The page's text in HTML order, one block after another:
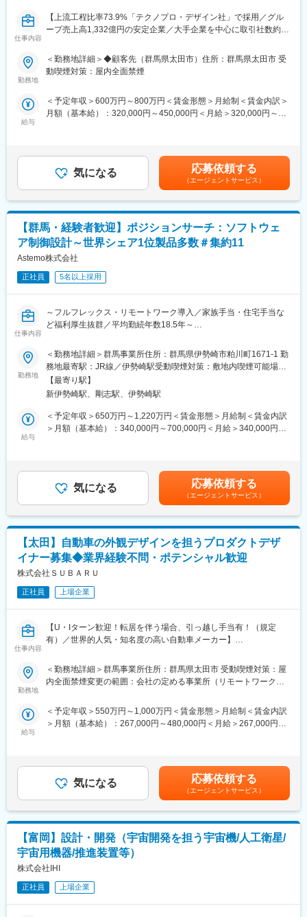
・検討結果のまとめ
◎関連部署との打ち合わせ・調整
・意見や要望の取りまとめ
・開発の上流工程から関われるため、設計力が身につく
・経験を積むことで、専門性の高いシステム設計エンジニアへ成
※食堂（交通系ICで使用）／ロッカー／休憩室／その他（ジムやマ
ッサージチェア、酸素カプセルなど業務内で30分使用可能）
■当社について：
当社は創業20周年の節目に、更なる成長のため7月1日よりリブラ
ンディングを行い、会社名を「BREXA Technology」へ変更いた
しました。
「BREXA」とは、境界を壊し（Break）人々の能力（Ability）を
拡張（Expand）していく、そして能力の拡張を“より多く”行うこ
っております。
変更の範囲：会社の定める業務
仕事内容
【上流工程比率73.9%「テクノプロ・デザイン社」で採用／グル
ープ売上高1,332億円の安定企業／大手企業を中心に取引社数約
／社員の持ち家比率6割以上】
書の作成、構想書類の作成
・車両へ搭載するための内装電装部品(コックピット内のスイッチ
・供給課題に対して、計画の立案、要因の解析、対策の立案
・社内関連部署・サプライヤーとの調整業務、図面
・仕様書の作成、報告書作成
■豊富な研修制度
・年間10億円の教育研修費用を投下しています。
・自社研修以外にもUdemyやAidemyなどの外部e-Learningのコン
テンツも会社負担で利用可能
・技術研修事業を手がけるグループ会社が運営する、全国53校の
外部スクールも活用OK！
・昨年度、研修を受講したエンジニアは延べ150,000名！
・アウトソーシング業界2000社の中で売上・シェア共にNo.1
・国内最大の人材規模：20,000人以上
・豊富なお取引先 ：2,000社以上
■テクノプロ デザイン社について
・テクノプロは社内カンパニー制を取っており、中で4社に分かれ
ております。
800社以上ございます。
・7,000名を超えるエンジニアが活躍する売上高・顧客数最大級の
エンジニアリングソリューションを展開する企業となります。
■業務形態
・プロジェクト参画型の「技術サービスビジネス（請負・派
遣）」
・自社開発センターでの「受託」
・最先端技術を持つ企業との協業で生まれる、技術コンサルティ
ングなどの「ソリューションビジネス」
勤務地
＜勤務地詳細＞◆顧客先（群馬県太田市）住所：群馬県太田市 受
動喫煙対策：屋内全面禁煙
給与
＜予定年収＞600万円～800万円＜賃金形態＞月給制＜賃金内訳＞
月額（基本給）：320,000円～450,000円＜月給＞320,000円～
あり賃金はあくまでも目安の金額であり、選考を通じて上下する
可能性があります。月給(月額)は固定手当を含めた表記です。
気になる 応募依頼する
（エージェントサービス）
【群馬・経験者歓迎】ポジションサーチ：ソフトウェ
ア制御設計～世界シェア1位製品多数＃集約11
Astemo株式会社
正社員 5名以上採用
仕事内容
～フルフレックス・リモートワーク導入／家族手当・住宅手当な
ど福利厚生抜群／平均勤続年数18.5年～
■職務概要
当部署では、今後、自動車の中核となる電動車(EV・HEVなど)向
けの先進的な電動パワートレイン製品を、世界中の自動車メーカ
に提供しており、世界の環境負荷低減に貢献しています。
一人ひとりが重要な業務を任せてもらえるため、やりがいやエン
ジニアとしての成長を感じられると考えます。チーム全体で成果
を出すためにコミュニケーションを重要視しておりカテゴリ毎の
■具体的なポジション
下記のような求人票で選考を行います。
●電動車両（HEV/EV)用インバータのインバータ制御・モータ制
御・診断/機能安全設計
・インバータ制御設計（通信・シーケンス 他）
・診断・OBD・機能安全設計とセキュリティー
・顧客仕様書から要件定義と制御仕様書作成（A-SPICE準拠）
・試験仕様書・適合仕様書作成（検証部隊とのコラボレーショ
ン）
・MILS/HILSによる解析＆MATLABモデル作成
●電動車両（HEV/EV)用インバータのインバータ制御・モータ制
・モータ/インバータ制御に対する顧客仕様書からの動作検証
・診断・OBD・機能安全・セキュリティーに対する動作検証
●電動車両(HEV/EV)用システムの解析技術構築/アーキテクチャ設
・MATLAB/Simulinkモデル作成
・1D ⇔ 3D解析連携技術
自分たちで開発した製品を世界中の自動車に載せられることが仕
事の魅力です。グローバルサプライヤーのため、国内だけでなく
海外のお客様を担当することもでき、世界中の完成車メーカーと
二人三脚で自動車の未来をつくるお仕事です。
変更の範囲：会社の定める業務
勤務地
＜勤務地詳細＞群馬事業所住所：群馬県伊勢崎市粕川町1671-1 勤
務地最寄駅：JR線／伊勢崎駅受動喫煙対策：敷地内喫煙可能場所
あり変更の範囲：会社の定める事業所（リモートワーク含む）
【最寄り駅】
新伊勢崎駅、剛志駅、伊勢崎駅
給与
＜予定年収＞650万円～1,220万円＜賃金形態＞月給制＜賃金内訳
＞月額（基本給）：340,000円～700,000円＜月給＞340,000円～
万円～850万円課長クラス：930万円～1220万円賃金はあくまで
も目安の金額であり、選考を通じて上下する可能性があります。
月給(月額)は固定手当を含めた表記です。
気になる 応募依頼する
（エージェントサービス）
【太田】自動車の外観デザインを担うプロダクトデザ
イナー募集◆業界経験不問・ポテンシャル歓迎
株式会社ＳＵＢＡＲＵ
正社員 上場企業
仕事内容
【U・Iターン歓迎！転居を伴う場合、引っ越し手当有！（規定
有）／世界的人気・知名度の高い自動車メーカー】
■業務内容：
自動車のスタイリングデザイナー職を募集します。自動車業界で
スタイリングの枠にはとどまらない新しい発想と斬新なデザイン
力が求められています。適性・ご経験を踏まえて、以下の業務を
１．コンセプトの立案
市場調査やトレンド分析をもとに、デザインコンセプトを企画。
ブランド戦略やターゲットユーザーに合わせたスタイル提案。
２．スケッチ・レンダリング
手描きやデジタルツール（Photoshop、Alias、Blender）を使っ
てアイ デアを視覚化。初期段階では複数案を提示し、方向
性を絞り込む。
３．3Dモデリング指示
勤務地
＜勤務地詳細＞群馬事業所住所：群馬県太田市 受動喫煙対策：屋
内全面禁煙変更の範囲：会社の定める事業所（リモートワーク含
給与
＜予定年収＞550万円～1,000万円＜賃金形態＞月給制＜賃金内訳
＞月額（基本給）：267,000円～480,000円＜月給＞267,000円～
2回 2025年度実績6.3ヶ月賃金はあくまでも目安の金額であり、
選考を通じて上下する可能性があります。月給(月額)は固定手当を
含めた表記です。
気になる 応募依頼する
（エージェントサービス）
【富岡】設計・開発（宇宙開発を担う宇宙機/人工衛星/
宇宙用機器/推進装置等）
株式会社IHI
正社員 上場企業